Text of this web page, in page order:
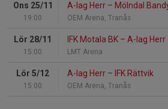
Ons 25/11
19:00
A-lag Herr – Mölndal
OEM Arena, Tranås
Lör 28/11
15:00
IFK Motala BK – A-lag Herr
LMT Arena
Lör 5/12
15:00
A-lag Herr – IFK Rättvik
OEM Arena, Tranås